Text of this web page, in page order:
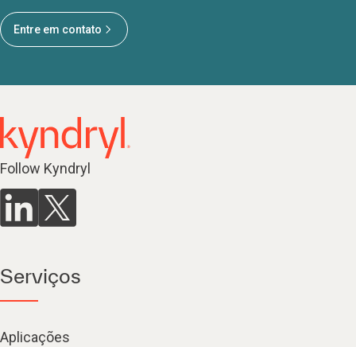
Entre em contato
Follow Kyndryl
Serviços
Aplicações